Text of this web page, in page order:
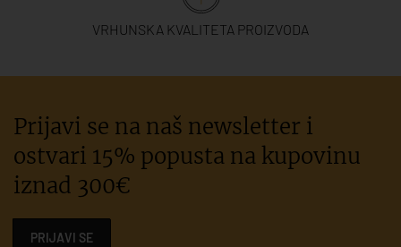
VRHUNSKA KVALITETA PROIZVODA
Prijavi se na naš newsletter i
ostvari 15% popusta na kupovinu
iznad 300€
PRIJAVI SE